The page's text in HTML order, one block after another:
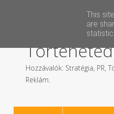
Építsd Fel
Hozzávalók: Stratégia, PR,
Reklám.
This
are